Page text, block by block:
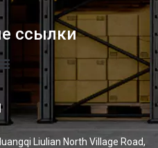
ссылки
Liulian North Village Road,